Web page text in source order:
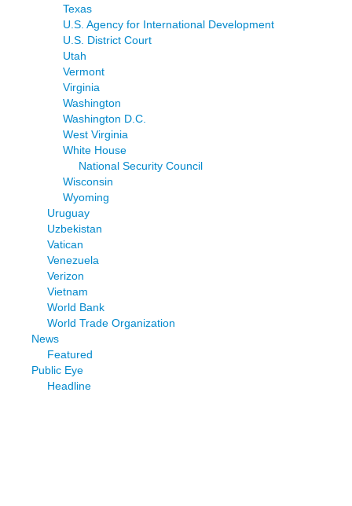
Texas
U.S. Agency for International Development
U.S. District Court
Utah
Vermont
Virginia
Washington
Washington D.C.
West Virginia
White House
National Security Council
Wisconsin
Wyoming
Uruguay
Uzbekistan
Vatican
Venezuela
Verizon
Vietnam
World Bank
World Trade Organization
News
Featured
Public Eye
Headline